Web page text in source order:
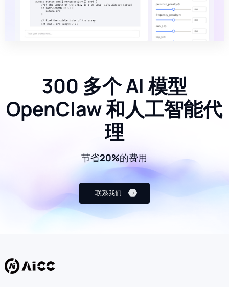
300 多个 AI 模型
OpenClaw 和人工智能代
理
节省20%的费用
联系我们